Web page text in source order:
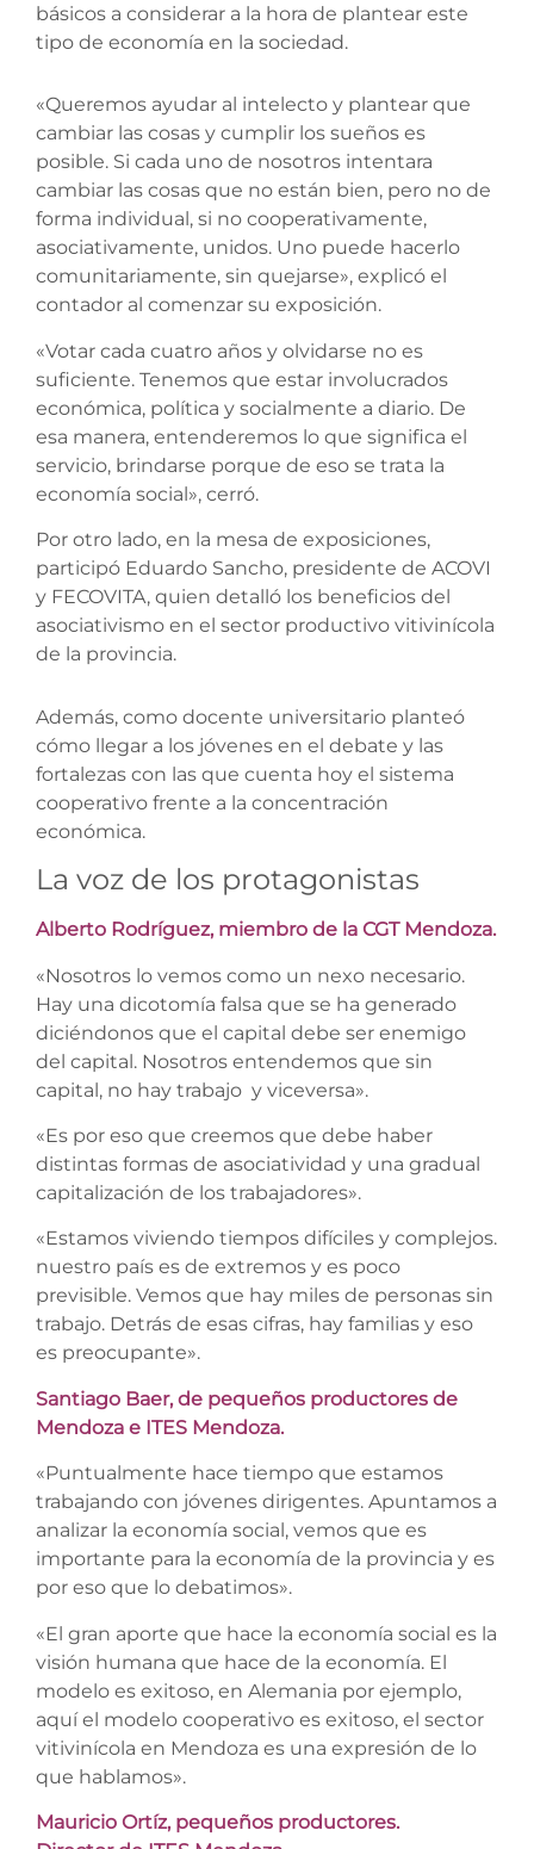
básicos a considerar a la hora de plantear este
tipo de economía en la sociedad.
«Queremos ayudar al intelecto y plantear que
cambiar las cosas y cumplir los sueños es
posible. Si cada uno de nosotros intentara
cambiar las cosas que no están bien, pero no de
forma individual, si no cooperativamente,
asociativamente, unidos. Uno puede hacerlo
comunitariamente, sin quejarse», explicó el
contador al comenzar su exposición.
«Votar cada cuatro años y olvidarse no es
suficiente. Tenemos que estar involucrados
económica, política y socialmente a diario. De
esa manera, entenderemos lo que significa el
servicio, brindarse porque de eso se trata la
economía social», cerró.
Por otro lado, en la mesa de exposiciones,
participó Eduardo Sancho, presidente de ACOVI
y FECOVITA, quien detalló los beneficios del
asociativismo en el sector productivo vitivinícola
de la provincia.
Además, como docente universitario planteó
cómo llegar a los jóvenes en el debate y las
fortalezas con las que cuenta hoy el sistema
cooperativo frente a la concentración
económica.
La voz de los protagonistas
Alberto Rodríguez, miembro de la CGT Mendoza.
«Nosotros lo vemos como un nexo necesario.
Hay una dicotomía falsa que se ha generado
diciéndonos que el capital debe ser enemigo
del capital. Nosotros entendemos que sin
capital, no hay trabajo y viceversa».
«Es por eso que creemos que debe haber
distintas formas de asociatividad y una gradual
capitalización de los trabajadores».
«Estamos viviendo tiempos difíciles y complejos.
nuestro país es de extremos y es poco
previsible. Vemos que hay miles de personas sin
trabajo. Detrás de esas cifras, hay familias y eso
es preocupante».
Santiago Baer, de pequeños productores de
Mendoza e ITES Mendoza.
«Puntualmente hace tiempo que estamos
trabajando con jóvenes dirigentes. Apuntamos a
analizar la economía social, vemos que es
importante para la economía de la provincia y es
por eso que lo debatimos».
«El gran aporte que hace la economía social es la
visión humana que hace de la economía. El
modelo es exitoso, en Alemania por ejemplo,
aquí el modelo cooperativo es exitoso, el sector
vitivinícola en Mendoza es una expresión de lo
que hablamos».
Mauricio Ortíz, pequeños productores.